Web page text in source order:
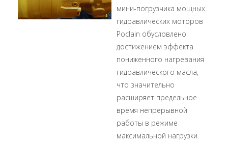
мини-погрузчика мощных
гидравлических моторов
Poclain обусловлено
достижением эффекта
пониженного нагревания
гидравлического масла,
что значительно
расширяет предельное
время непрерывной
работы в режиме
максимальной нагрузки.